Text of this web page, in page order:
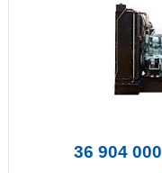
36 904 000